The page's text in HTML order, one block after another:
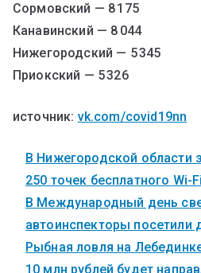
Сормовский — 8 175
Канавинский — 8 044
Нижегородский — 5 345
Приокский — 5 326
источник: vk.com/covid19nn
В Нижегородской области
250 точек бесплатного Wi-Fi
В Международный день
автоинспекторы посетили
Рыбная ловля на
10 млн рублей будет